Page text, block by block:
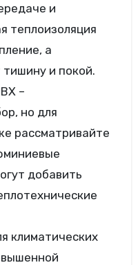
и
теплоизоляция
а
тишину и покой.
–
но для
рассматривайте
добавить
климатических